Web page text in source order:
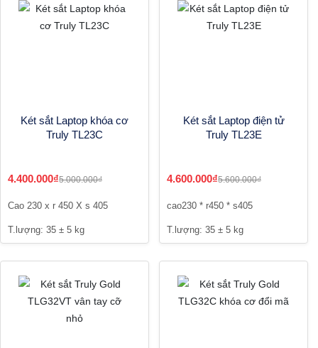
Két sắt Laptop khóa cơ
Truly TL23C
4.400.000₫5.000.000₫
Cao 230 x r 450 X s 405
T.lượng: 35 ± 5 kg
Két sắt Laptop điện tử
Truly TL23E
4.600.000₫5.600.000₫
cao230 * r450 * s405
T.lượng: 35 ± 5 kg